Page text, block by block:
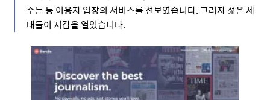
주는 등 이용자 입장의 서비스를 선보였습니다. 그러자 젊은 세
대들이 지갑을 열었습니다.